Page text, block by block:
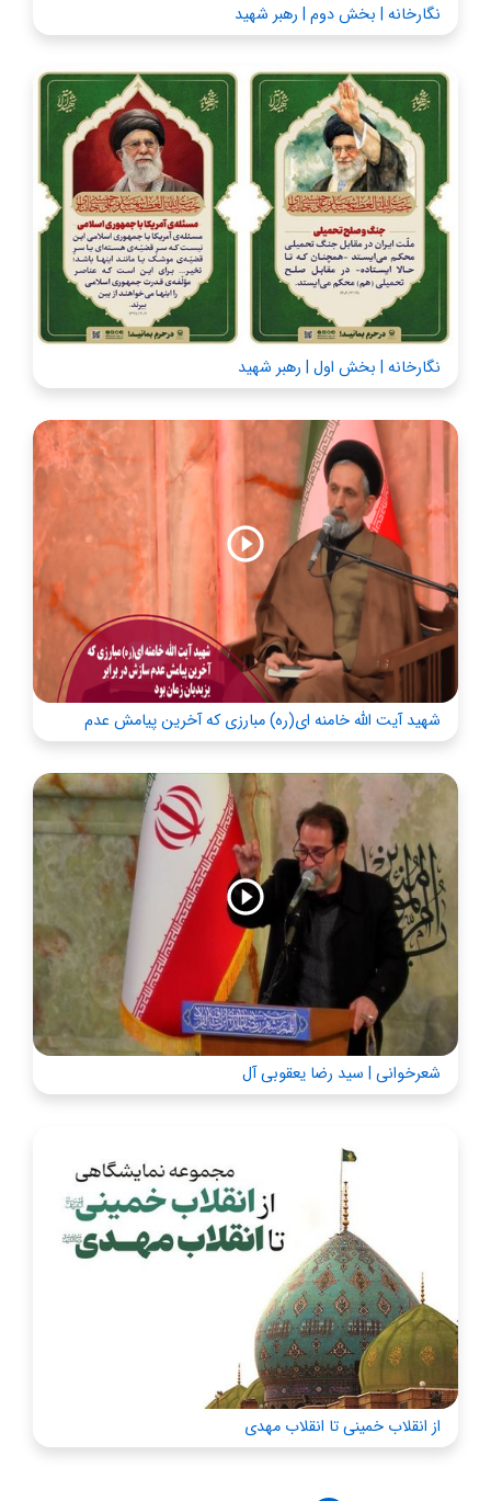
نگارخانه | بخش دوم | رهبر شهید
نگارخانه | بخش اول | رهبر شهید
شهید آیت الله خامنه ای(ره) مبارزی که آخرین پیامش عدم
سازش در برابر یزیدیان زمان بود
شعرخوانی | سید رضا یعقوبی آل
از انقلاب خمینی تا انقلاب مهدی